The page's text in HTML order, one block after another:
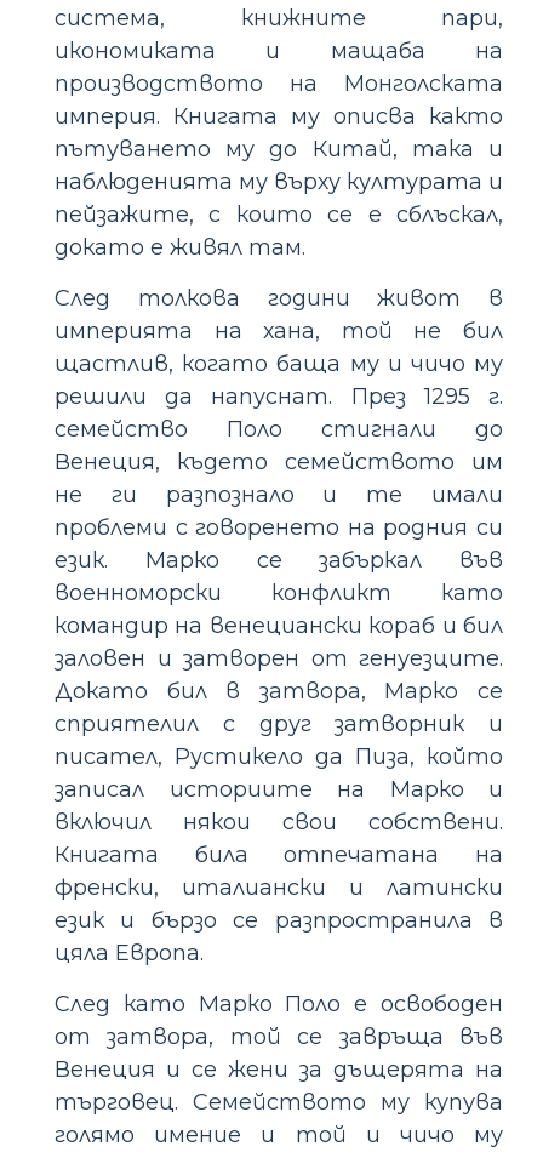
система, книжните пари,
икономиката и мащаба на
производството на Монголската
империя. Книгата му описва както
пътуването му до Китай, така и
наблюденията му върху културата и
пейзажите, с които се е сблъскал,
докато е живял там.
След толкова години живот в
империята на хана, той не бил
щастлив, когато баща му и чичо му
решили да напуснат. През 1295 г.
семейство Поло стигнали до
Венеция, където семейството им
не ги разпознало и те имали
проблеми с говоренето на родния си
език. Марко се забъркал във
военноморски конфликт като
командир на венециански кораб и бил
заловен и затворен от генуезците.
Докато бил в затвора, Марко се
сприятелил с друг затворник и
писател, Рустикело да Пиза, който
записал историите на Марко и
включил някои свои собствени.
Книгата била отпечатана на
френски, италиански и латински
език и бързо се разпространила в
цяла Европа.
След като Марко Поло е освободен
от затвора, той се завръща във
Венеция и се жени за дъщерята на
търговец. Семейството му купува
голямо имение и той и чичо му